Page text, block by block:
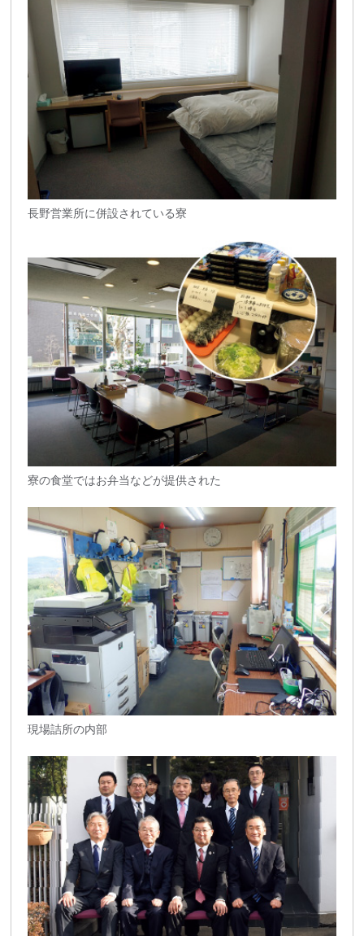
長野営業所に併設されている寮
寮の食堂ではお弁当などが提供された
現場詰所の内部